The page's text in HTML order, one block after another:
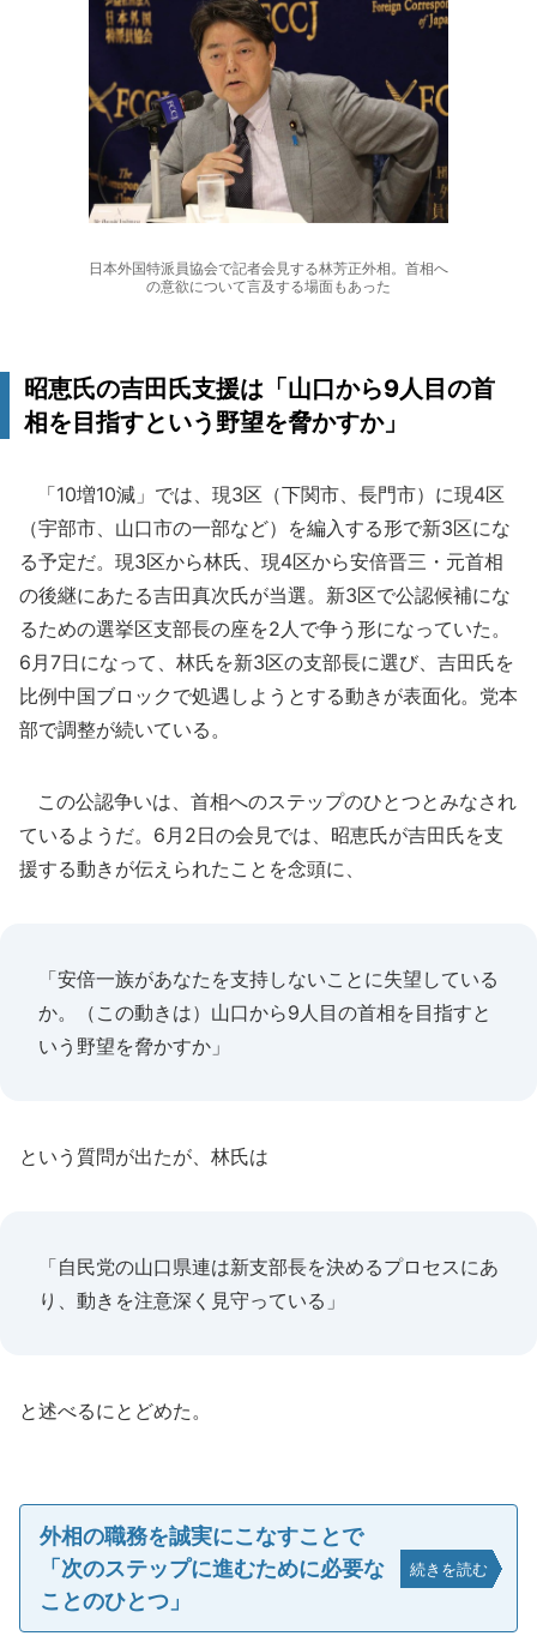
日本外国特派員協会で記者会見する林芳正外相。首相へ
の意欲について言及する場面もあった
昭恵氏の吉田氏支援は「山口から9人目の首
相を目指すという野望を脅かすか」
「10増10減」では、現3区（下関市、長門市）に現4区
（宇部市、山口市の一部など）を編入する形で新3区にな
る予定だ。現3区から林氏、現4区から安倍晋三・元首相
の後継にあたる吉田真次氏が当選。新3区で公認候補にな
るための選挙区支部長の座を2人で争う形になっていた。
6月7日になって、林氏を新3区の支部長に選び、吉田氏を
比例中国ブロックで処遇しようとする動きが表面化。党本
部で調整が続いている。
この公認争いは、首相へのステップのひとつとみなされ
ているようだ。6月2日の会見では、昭恵氏が吉田氏を支
援する動きが伝えられたことを念頭に、
「安倍一族があなたを支持しないことに失望している
か。（この動きは）山口から9人目の首相を目指すと
いう野望を脅かすか」
という質問が出たが、林氏は
「自民党の山口県連は新支部長を決めるプロセスにあ
り、動きを注意深く見守っている」
と述べるにとどめた。
外相の職務を誠実にこなすことで
「次のステップに進むために必要な
ことのひとつ」
続きを読む